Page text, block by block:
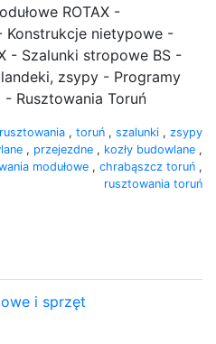
ROTAX -
Konstrukcje nietypowe -
- Szalunki stropowe BS -
zsypy - Programy
Rusztowania Toruń
rusztowania , toruń , szalunki , zsypy
, przejezdne , kozły budowlane ,
modułowe , chrabąszcz toruń ,
rusztowania toruń
i sprzęt